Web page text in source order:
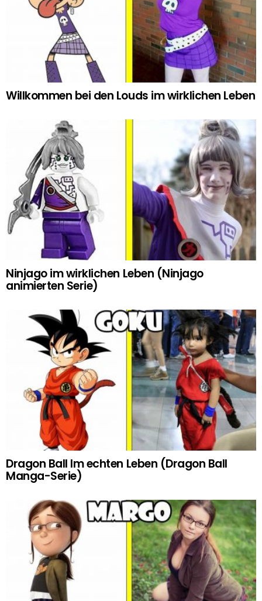
Willkommen bei den Louds im wirklichen Leben
Ninjago im wirklichen Leben (Ninjago
animierten Serie)
Dragon Ball Im echten Leben (Dragon Ball
Manga-Serie)